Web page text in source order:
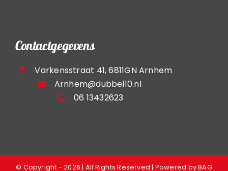
Contactgegevens
Varkensstraat 41, 6811GN Arnhem
Arnhem@dubbel10.nl
06 13432623
© Copyright - 2026 | All Rights Reserved | Powered byBAG